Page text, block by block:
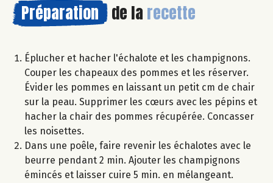
Préparation de la recette
Éplucher et hacher l'échalote et les champignons.
Couper les chapeaux des pommes et les réserver.
Évider les pommes en laissant un petit cm de chair
sur la peau. Supprimer les cœurs avec les pépins et
hacher la chair des pommes récupérée. Concasser
les noisettes.
Dans une poêle, faire revenir les échalotes avec le
beurre pendant 2 min. Ajouter les champignons
émincés et laisser cuire 5 min. en mélangeant.